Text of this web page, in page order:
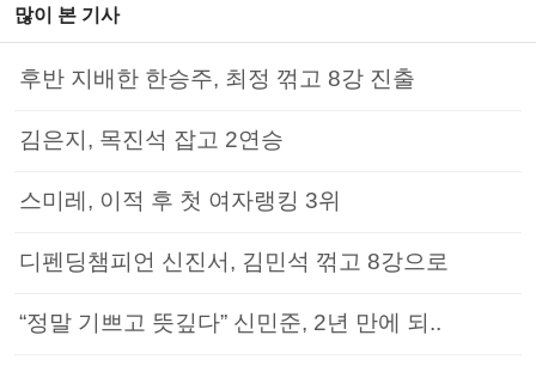
많이 본 기사
후반 지배한 한승주, 최정 꺾고 8강 진출
김은지, 목진석 잡고 2연승
스미레, 이적 후 첫 여자랭킹 3위
디펜딩챔피언 신진서, 김민석 꺾고 8강으로
“정말 기쁘고 뜻깊다” 신민준, 2년 만에 되..